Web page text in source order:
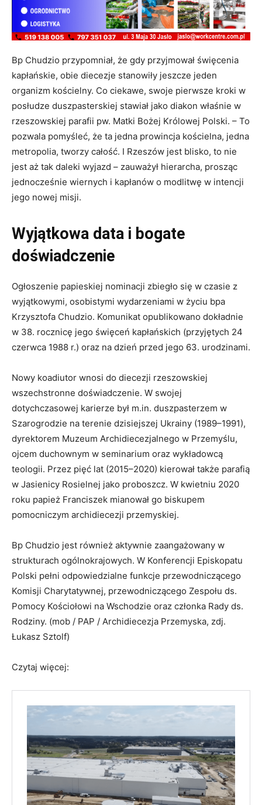
Bp Chudzio przypomniał, że gdy przyjmował święcenia
kapłańskie, obie diecezje stanowiły jeszcze jeden
organizm kościelny. Co ciekawe, swoje pierwsze kroki w
posłudze duszpasterskiej stawiał jako diakon właśnie w
rzeszowskiej parafii pw. Matki Bożej Królowej Polski. – To
pozwala pomyśleć, że ta jedna prowincja kościelna, jedna
metropolia, tworzy całość. I Rzeszów jest blisko, to nie
jest aż tak daleki wyjazd – zauważył hierarcha, prosząc
jednocześnie wiernych i kapłanów o modlitwę w intencji
jego nowej misji.
Wyjątkowa data i bogate
doświadczenie
Ogłoszenie papieskiej nominacji zbiegło się w czasie z
wyjątkowymi, osobistymi wydarzeniami w życiu bpa
Krzysztofa Chudzio. Komunikat opublikowano dokładnie
w 38. rocznicę jego święceń kapłańskich (przyjętych 24
czerwca 1988 r.) oraz na dzień przed jego 63. urodzinami.
Nowy koadiutor wnosi do diecezji rzeszowskiej
wszechstronne doświadczenie. W swojej
dotychczasowej karierze był m.in. duszpasterzem w
Szarogrodzie na terenie dzisiejszej Ukrainy (1989–1991),
dyrektorem Muzeum Archidiecezjalnego w Przemyślu,
ojcem duchownym w seminarium oraz wykładowcą
teologii. Przez pięć lat (2015–2020) kierował także parafią
w Jasienicy Rosielnej jako proboszcz. W kwietniu 2020
roku papież Franciszek mianował go biskupem
pomocniczym archidiecezji przemyskiej.
Bp Chudzio jest również aktywnie zaangażowany w
strukturach ogólnokrajowych. W Konferencji Episkopatu
Polski pełni odpowiedzialne funkcje przewodniczącego
Komisji Charytatywnej, przewodniczącego Zespołu ds.
Pomocy Kościołowi na Wschodzie oraz członka Rady ds.
Rodziny. (mob / PAP / Archidiecezja Przemyska, zdj.
Łukasz Sztolf)
Czytaj więcej: